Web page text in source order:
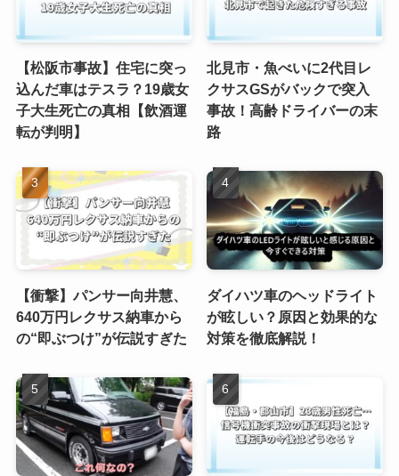
【松阪市事故】住宅に突っ
込んだ車はテスラ？19歳女
子大生死亡の真相【飲酒運
転が判明】
北見市・魚べいに2代目レ
クサスGSがバックで突入
事故！高齢ドライバーの末
路
【衝撃】パンサー向井慧、
640万円レクサス納車から
の“即ぶつけ”が伝説すぎた
ダイハツ車のヘッドライト
が眩しい？原因と効果的な
対策を徹底解説！